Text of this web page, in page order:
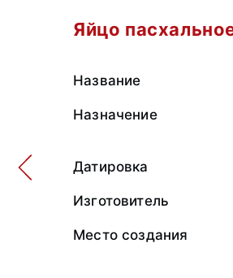
Яйцо
Название
Назначение
Датировка
Изготовитель
Место создания